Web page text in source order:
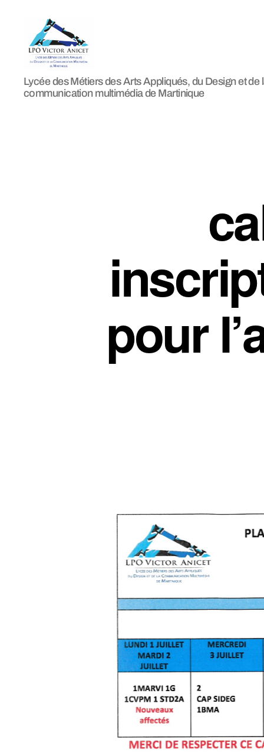
LPO
Victor
Lycée des Métiers des Arts Appliqués, du Design et de
communication multimédia de Martinique
pour